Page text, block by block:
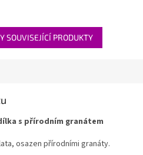
SOUVISEJÍCÍ PRODUKTY
s přírodním granátem
osazen přírodními granáty.